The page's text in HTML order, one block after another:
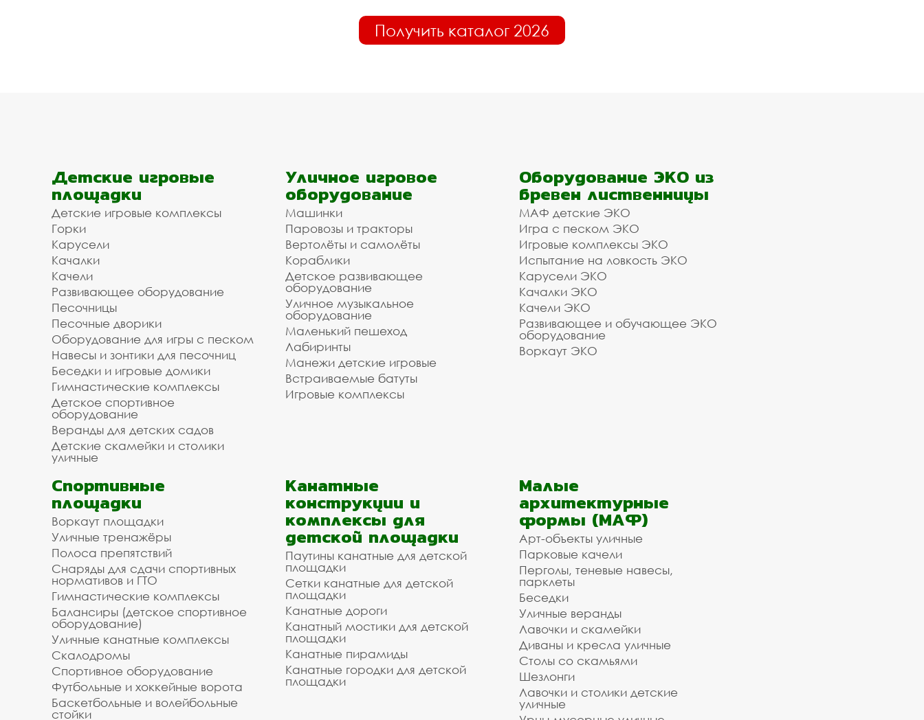
Получить каталог 2026
Детские игровые
площадки
Детские игровые комплексы
Горки
Карусели
Качалки
Качели
Развивающее оборудование
Песочницы
Песочные дворики
Оборудование для игры с песком
Навесы и зонтики для песочниц
Беседки и игровые домики
Гимнастические комплексы
Детское спортивное
оборудование
Веранды для детских садов
Детские скамейки и столики
уличные
Уличное игровое
оборудование
Машинки
Паровозы и тракторы
Вертолёты и самолёты
Кораблики
Детское развивающее
оборудование
Уличное музыкальное
оборудование
Маленький пешеход
Лабиринты
Манежи детские игровые
Встраиваемые батуты
Игровые комплексы
Оборудование ЭКО из
бревен лиственницы
МАФ детские ЭКО
Игра с песком ЭКО
Игровые комплексы ЭКО
Испытание на ловкость ЭКО
Карусели ЭКО
Качалки ЭКО
Качели ЭКО
Развивающее и обучающее ЭКО
оборудование
Воркаут ЭКО
Спортивные
площадки
Воркаут площадки
Уличные тренажёры
Полоса препятствий
Снаряды для сдачи спортивных
нормативов и ГТО
Гимнастические комплексы
Балансиры (детское спортивное
оборудование)
Уличные канатные комплексы
Скалодромы
Спортивное оборудование
Футбольные и хоккейные ворота
Баскетбольные и волейбольные
стойки
Канатные
конструкции и
комплексы для
детской площадки
Паутины канатные для детской
площадки
Сетки канатные для детской
площадки
Канатные дороги
Канатный мостики для детской
площадки
Канатные пирамиды
Канатные городки для детской
площадки
Малые
архитектурные
формы (МАФ)
Арт-объекты уличные
Парковые качели
Перголы, теневые навесы,
парклеты
Беседки
Уличные веранды
Лавочки и скамейки
Диваны и кресла уличные
Столы со скамьями
Шезлонги
Лавочки и столики детские
уличные